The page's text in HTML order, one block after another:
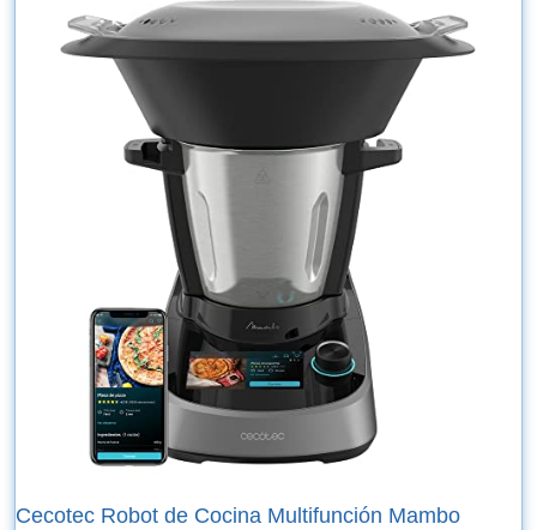
Cecotec Robot de Cocina Multifunción Mambo